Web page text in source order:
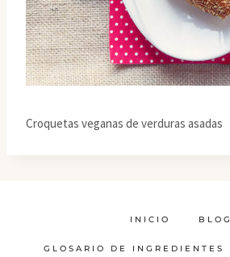
Croquetas veganas de verduras asadas
INICIO BLOG
GLOSARIO DE INGREDIENTES